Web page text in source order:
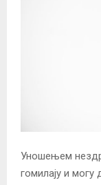
Уношењем
гомилају и